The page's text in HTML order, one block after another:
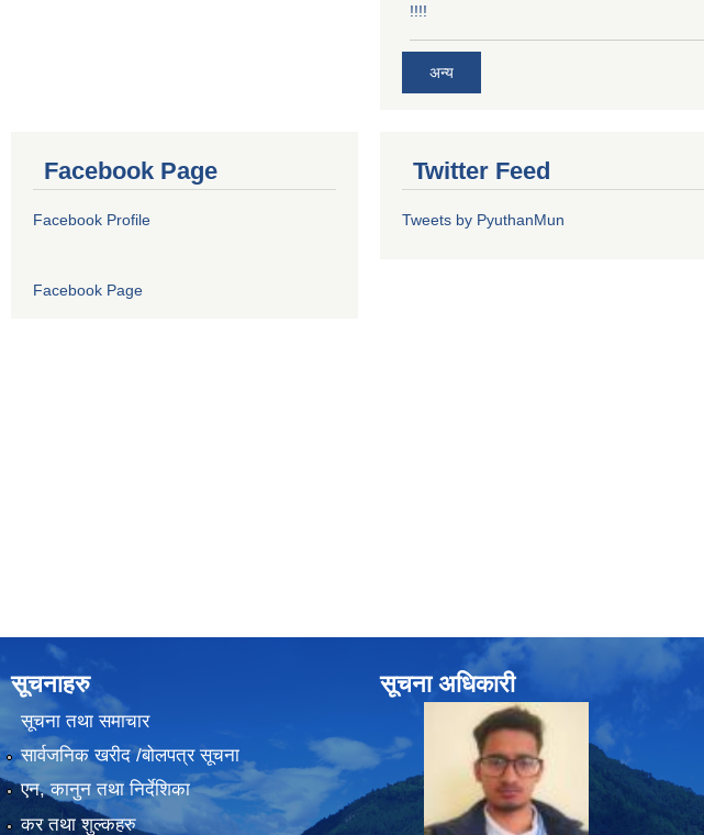
!!!!
अन्य
Facebook Page
Facebook Profile
Facebook Page
Twitter Feed
Tweets by PyuthanMun
सूचनाहरु
सूचना तथा समाचार
सार्वजनिक खरीद /बोलपत्र सूचना
एन, कानुन तथा निर्देशिका
कर तथा शुल्कहरु
सूचना अधिकारी